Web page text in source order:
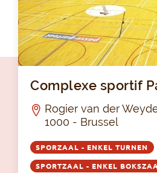
Complexe sportif
Rogier van der
1000 - Brussel
SPORZAAL - ENKEL TURNEN
SPORTZAAL - ENKEL